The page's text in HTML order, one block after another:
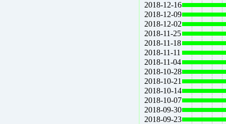
2018-12-16
2018-12-09
2018-12-02
2018-11-25
2018-11-18
2018-11-11
2018-11-04
2018-10-28
2018-10-21
2018-10-14
2018-10-07
2018-09-30
2018-09-23